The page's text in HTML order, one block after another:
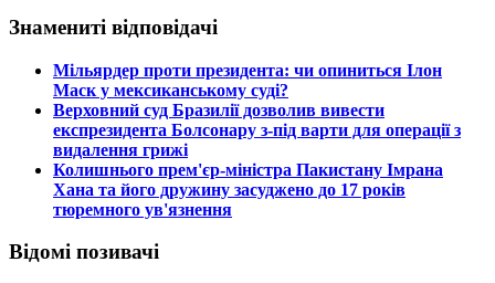
Знамениті відповідачі
​Мільярдер проти президента: чи опиниться Ілон
Маск у мексиканському суді?
​Верховний суд Бразилії дозволив вивести
експрезидента Болсонару з-під варти для операції з
видалення грижі
​Колишнього прем'єр-міністра Пакистану Імрана
Хана та його дружину засуджено до 17 років
тюремного ув'язнення
Відомі позивачі